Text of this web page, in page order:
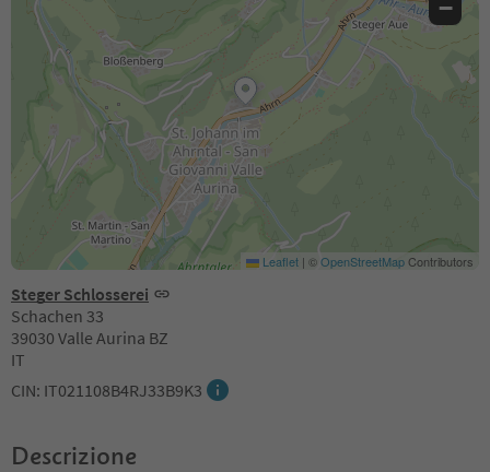
Steger Schlosserei
Schachen 33
39030 Valle Aurina BZ
IT
CIN: IT021108B4RJ33B9K3
−
Leaflet | ©OpenStreetMapContributors
Descrizione